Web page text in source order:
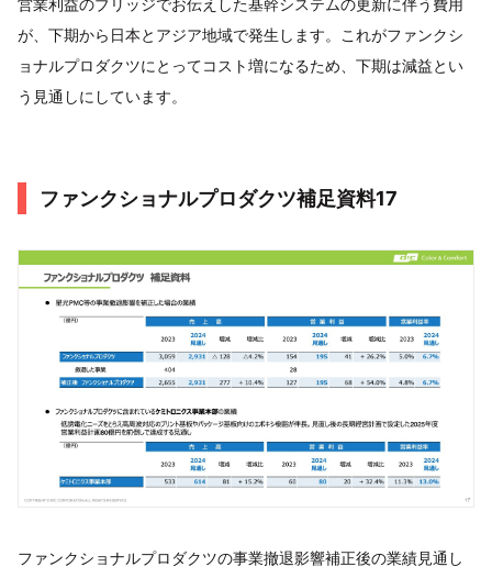
営業利益のブリッジでお伝えした基幹システムの更新に伴う費用
が、下期から日本とアジア地域で発生します。これがファンクシ
ョナルプロダクツにとってコスト増になるため、下期は減益とい
う見通しにしています。
ファンクショナルプロダクツ補足資料17
ファンクショナルプロダクツの事業撤退影響補正後の業績見通し